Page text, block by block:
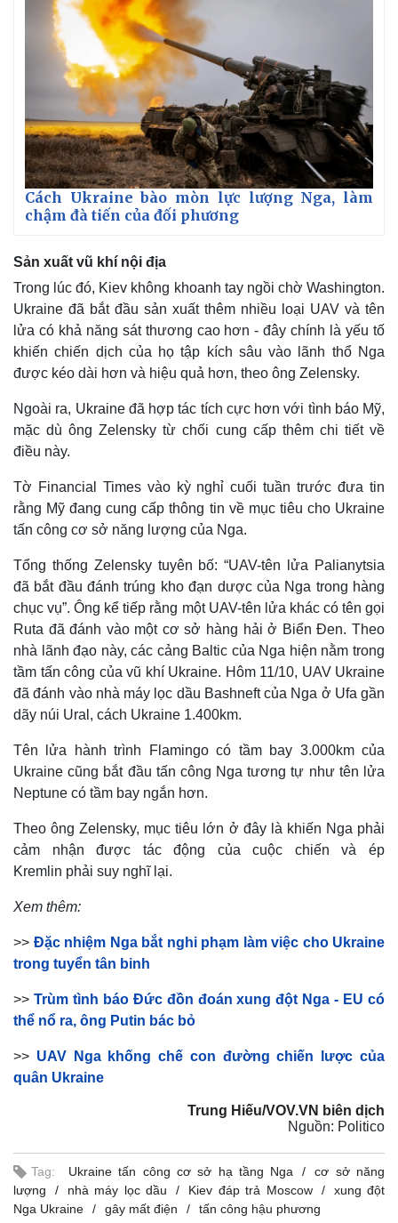
Tin nóng
Vũ khí
Việt Nam
Cách Ukraine bào mòn lực lượng Nga, làm
chậm đà tiến của đối phương
Sản xuất vũ khí nội địa
Trong lúc đó, Kiev không khoanh tay ngồi chờ Washington.
Ukraine đã bắt đầu sản xuất thêm nhiều loại UAV và tên
lửa có khả năng sát thương cao hơn - đây chính là yếu tố
khiến chiến dịch của họ tập kích sâu vào lãnh thổ Nga
được kéo dài hơn và hiệu quả hơn, theo ông Zelensky.
Ngoài ra, Ukraine đã hợp tác tích cực hơn với tình báo Mỹ,
mặc dù ông Zelensky từ chối cung cấp thêm chi tiết về
điều này.
Tờ Financial Times vào kỳ nghỉ cuối tuần trước đưa tin
rằng Mỹ đang cung cấp thông tin về mục tiêu cho Ukraine
tấn công cơ sở năng lượng của Nga.
Tổng thống Zelensky tuyên bố: “UAV-tên lửa Palianytsia
đã bắt đầu đánh trúng kho đạn dược của Nga trong hàng
chục vụ”. Ông kể tiếp rằng một UAV-tên lửa khác có tên gọi
Ruta đã đánh vào một cơ sở hàng hải ở Biển Đen. Theo
nhà lãnh đạo này, các cảng Baltic của Nga hiện nằm trong
tầm tấn công của vũ khí Ukraine. Hôm 11/10, UAV Ukraine
đã đánh vào nhà máy lọc dầu Bashneft của Nga ở Ufa gần
dãy núi Ural, cách Ukraine 1.400km.
Tên lửa hành trình Flamingo có tầm bay 3.000km của
Ukraine cũng bắt đầu tấn công Nga tương tự như tên lửa
Neptune có tầm bay ngắn hơn.
Theo ông Zelensky, mục tiêu lớn ở đây là khiến Nga phải
cảm nhận được tác động của cuộc chiến và ép
Kremlin phải suy nghĩ lại.
Xem thêm:
>> Đặc nhiệm Nga bắt nghi phạm làm việc cho Ukraine
trong tuyển tân binh
>> Trùm tình báo Đức đồn đoán xung đột Nga - EU có
thể nổ ra, ông Putin bác bỏ
>> UAV Nga khống chế con đường chiến lược của
quân Ukraine
Trung Hiếu/VOV.VN biên dịch
Nguồn: Politico
Tag: Ukraine tấn công cơ sở hạ tầng Nga
cơ sở năng
lượng
nhà máy lọc dầu Kiev đáp trả Moscow
xung đột
Nga Ukraine
gây mất điện tấn công hậu phương